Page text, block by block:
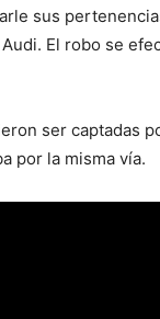
sus
El robo se
ser captadas
por la misma vía.